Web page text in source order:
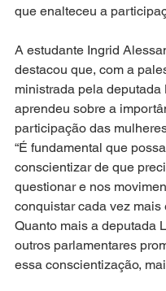
que enalteceu a
A estudante Ingrid
destacou que, com a
ministrada pela deputada
aprendeu sobre a
participação das
“É fundamental que
conscientizar de que
questionar e nos
conquistar cada vez mais
Quanto mais a deputada
outros parlamentares
essa conscientização,